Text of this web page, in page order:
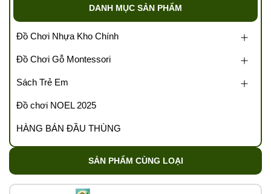
thiếu thừa, lỗi do nhà sản xuất kho sẽ bảo hành đổi trả cho khách
0989.286.991
Tổng kho Tutikids
https://tongkhotutikids.com/
DANH MỤC SẢN PHẨM
Đồ Chơi Nhựa Kho Chính
Đồ Chơi Gỗ Montessori
Sách Trẻ Em
Đồ chơi NOEL 2025
HÀNG BÁN ĐẦU THÙNG
SẢN PHẨM CÙNG LOẠI